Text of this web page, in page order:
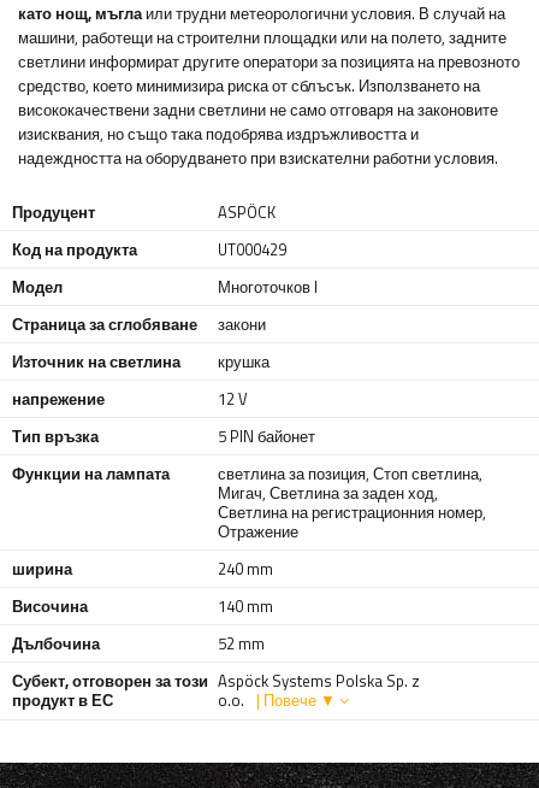
като нощ, мъглаили трудни метеорологични условия. В случай на
машини, работещи на строителни площадки или на полето, задните
светлини информират другите оператори за позицията на превозното
средство, което минимизира риска от сблъсък. Използването на
висококачествени задни светлини не само отговаря на законовите
изисквания, но също така подобрява издръжливостта и
надеждността на оборудването при взискателни работни условия.
Продуцент
ASPÖCK
Код на продукта
UT000429
Модел
Многоточков I
Страница за сглобяване
закони
Източник на светлина
крушка
напрежение
12 V
Тип връзка
5 PIN байонет
Функции на лампата
светлина за позиция,Стоп светлина,
Мигач,Светлина за заден ход,
Светлина на регистрационния номер,
Отражение
ширина
240 mm
Височина
140 mm
Дълбочина
52 mm
Субект, отговорен за този
продукт в ЕС
Aspöck Systems Polska Sp. z
o.o. | Повече ▼